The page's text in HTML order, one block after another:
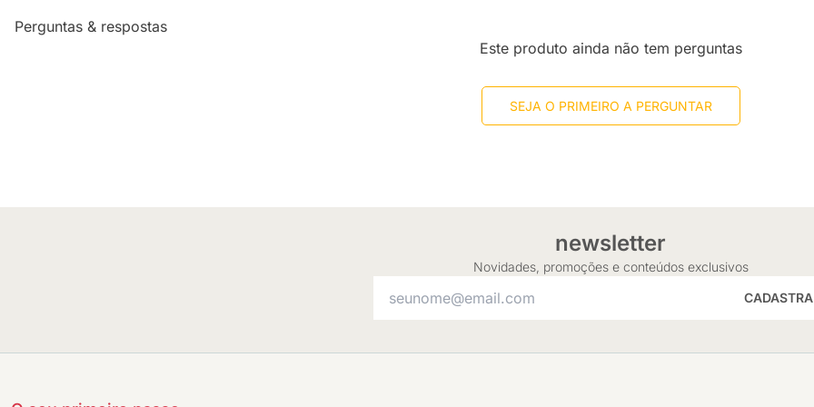
Perguntas & respostas
Este produto ainda não tem perguntas
SEJA O PRIMEIRO A PERGUNTAR
newsletter
Novidades, promoções e conteúdos exclusivos